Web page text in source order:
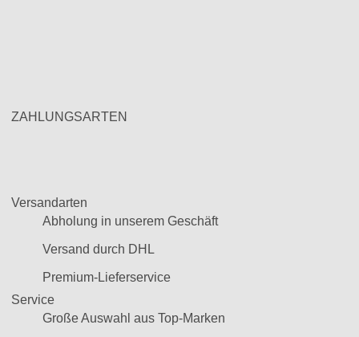
ZAHLUNGSARTEN
Versandarten
Abholung in unserem Geschäft
Versand durch DHL
Premium-Lieferservice
Service
Große Auswahl aus Top-Marken